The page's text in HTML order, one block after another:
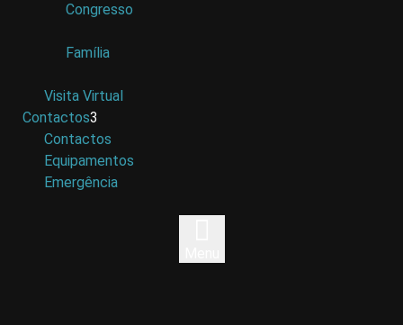
Congresso
Família
Visita Virtual
Contactos3
Contactos
Equipamentos
Emergência